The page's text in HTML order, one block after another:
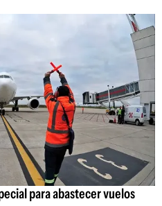
para abastecer vuelos